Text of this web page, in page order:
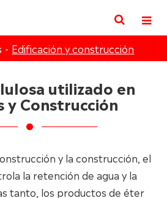
Edificación y construcción
utilizado en
y Construcción
y la construcción, el
la retención de agua y la
tanto, los productos de éter